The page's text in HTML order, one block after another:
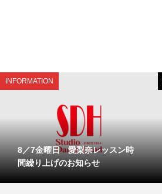
INFORMATION
8／7金曜日 愛梨奈レッスン時
間繰り上げのお知らせ